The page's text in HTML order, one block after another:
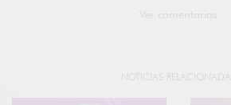
Ver comentarios
NOTICIAS RELACIONADAS